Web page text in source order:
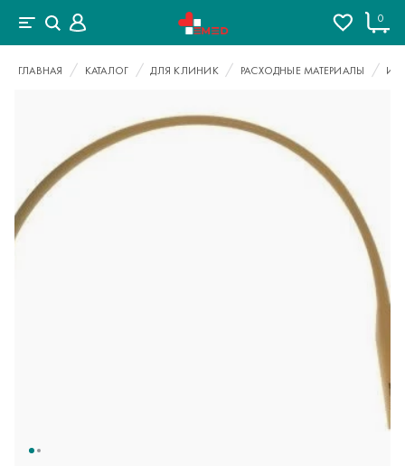
0
ГЛАВНАЯ КАТАЛОГ ДЛЯ КЛИНИК РАСХОДНЫЕ МАТЕРИАЛЫ